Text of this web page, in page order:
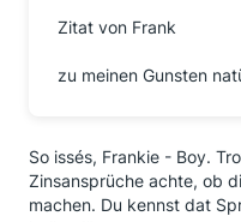
Zitat von Frank
zu meinen Gunsten
So issés, Frankie - Boy.
Zinsansprüche achte, ob
machen. Du kennst dat